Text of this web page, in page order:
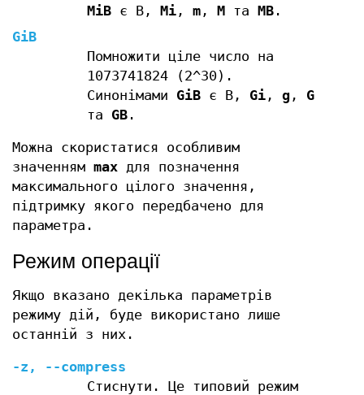
MiBє B, Mi, m, Mта MB.
GiB
Помножити ціле число на
1073741824 (2^30).
Синонімами GiBє B, Gi, g, G
та GB.
Можна скористатися особливим
значенням max для позначення
максимального цілого значення,
підтримку якого передбачено для
параметра.
Режим операції
Якщо вказано декілька параметрів
режиму дій, буде використано лише
останній з них.
-z ,
--compress
Стиснути. Це типовий режим